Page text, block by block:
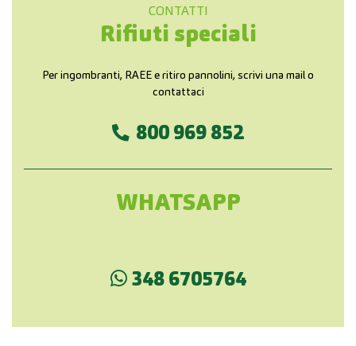
CONTATTI
Rifiuti speciali
Per ingombranti, RAEE e ritiro pannolini, scrivi una mail o
contattaci
800 969 852
WHATSAPP
348 6705764